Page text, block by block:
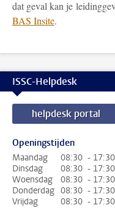
dat geval kan je
BAS Insite.
ISSC-Helpdesk
helpdesk portal
Openingstijden
Maandag
08:30 -
Dinsdag
08:30 -
Woensdag
08:30 -
Donderdag 08:30 -
Vrijdag
08:30 -